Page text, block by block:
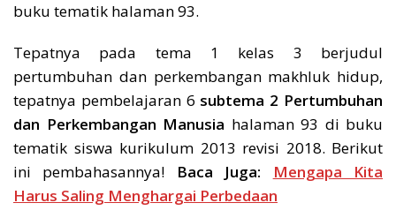
buku tematik halaman 93.
Tepatnya pada tema 1 kelas 3 berjudul
pertumbuhan dan perkembangan makhluk hidup,
tepatnya pembelajaran 6 subtema 2 Pertumbuhan
dan Perkembangan Manusia halaman 93 di buku
tematik siswa kurikulum 2013 revisi 2018. Berikut
ini pembahasannya! Baca Juga:
Mengapa Kita
Harus Saling Menghargai Perbedaan